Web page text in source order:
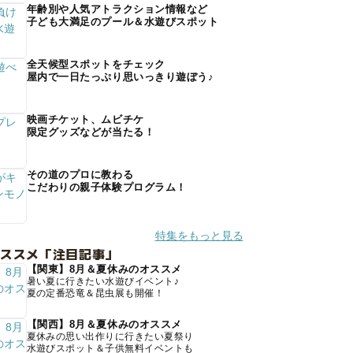
年齢別や人気アトラクション情報など
子ども大満足のプール＆水遊びスポット
全天候型スポットをチェック
屋内で一日たっぷり思いっきり遊ぼう♪
映画チケット、ムビチケ
限定グッズなどが当たる！
その道のプロに教わる
こだわりの親子体験プログラム！
特集をもっと見る
スメ「注目記事」
【関東】8月＆夏休みのオススメ
暑い夏に行きたい水遊びイベント♪
夏の定番恐竜＆昆虫展も開催！
【関西】8月＆夏休みのオススメ
夏休みの思い出作りに行きたい夏祭り
水遊びスポット＆子供無料イベントも